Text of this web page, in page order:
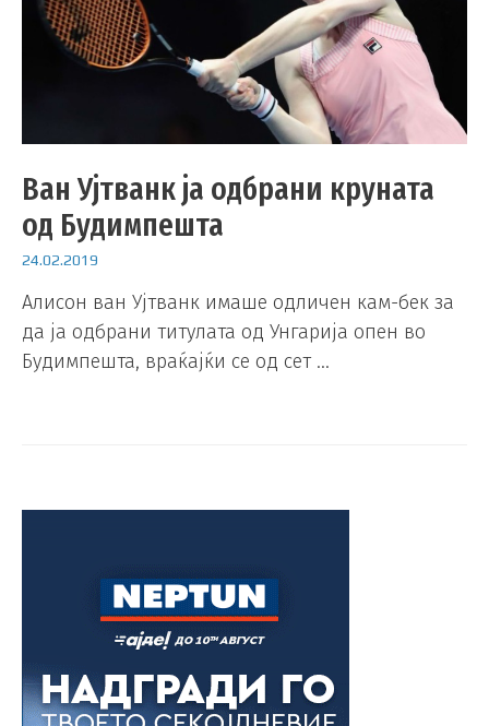
Ван Ујтванк ја одбрани круната
од Будимпешта
24.02.2019
Алисон ван Ујтванк имаше одличен кам-бек за
да ја одбрани титулата од Унгарија опен во
Будимпешта, враќајќи се од сет …